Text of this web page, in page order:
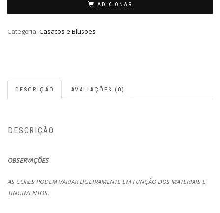
ADICIONAR
Categoria: Casacos e Blusões
DESCRIÇÃO AVALIAÇÕES (0)
DESCRIÇÃO
OBSERVAÇÕES
AS CORES PODEM VARIAR LIGEIRAMENTE EM FUNÇÃO DOS MATERIAIS E
TINGIMENTOS.